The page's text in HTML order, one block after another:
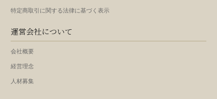
特定商取引に関する法律に基づく表示
運営会社について
会社概要
経営理念
人材募集